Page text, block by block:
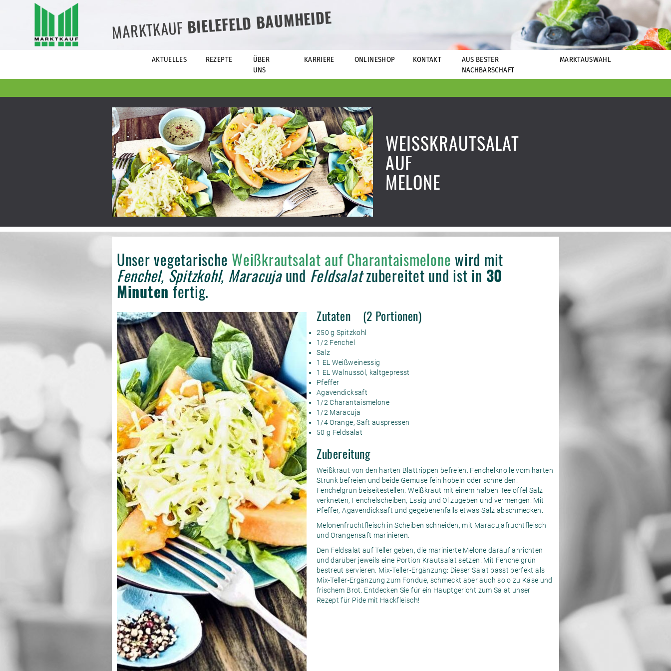
MARKTKAUFBIELEFELD BAUMHEIDE
AKTUELLES REZEPTE
ÜBER
UNS
KARRIERE ONLINESHOP KONTAKT
AUS BESTER
NACHBARSCHAFT
MARKTAUSWAHL
WEISSKRAUTSALAT A
UF
MELONE
Unser vegetarische Weißkrautsalat auf Charantaismelone wird mit
Fenchel, Spitzkohl, Maracujaund Feldsalatzubereitet und ist in 30
Minuten fertig.
Zutaten (2 Portionen)
250 g Spitzkohl
1/2 Fenchel
Salz
1 EL Weißweinessig
1 EL Walnussöl, kaltgepresst
Pfeffer
Agavendicksaft
1/2 Charantaismelone
1/2 Maracuja
1/4 Orange, Saft auspressen
50 g Feldsalat
Zubereitung
Weißkraut von den harten Blattrippen befreien. Fenchelknolle vom harten
Strunk befreien und beide Gemüse fein hobeln oder schneiden.
Fenchelgrün beiseitestellen. Weißkraut mit einem halben Teelöffel Salz
verkneten, Fenchelscheiben, Essig und Öl zugeben und vermengen. Mit
Pfeffer, Agavendicksaft und gegebenenfalls etwas Salz abschmecken.
Melonenfruchtfleisch in Scheiben schneiden, mit Maracujafruchtfleisch
und Orangensaft marinieren.
Den Feldsalat auf Teller geben, die marinierte Melone darauf anrichten
und darüber jeweils eine Portion Krautsalat setzen. Mit Fenchelgrün
bestreut servieren. Mix-Teller-Ergänzung: Dieser Salat passt perfekt als
Mix-Teller-Ergänzung zum Fondue, schmeckt aber auch solo zu Käse und
frischem Brot. Entdecken Sie für ein Hauptgericht zum Salat unser
Rezept für Pide mit Hackfleisch!